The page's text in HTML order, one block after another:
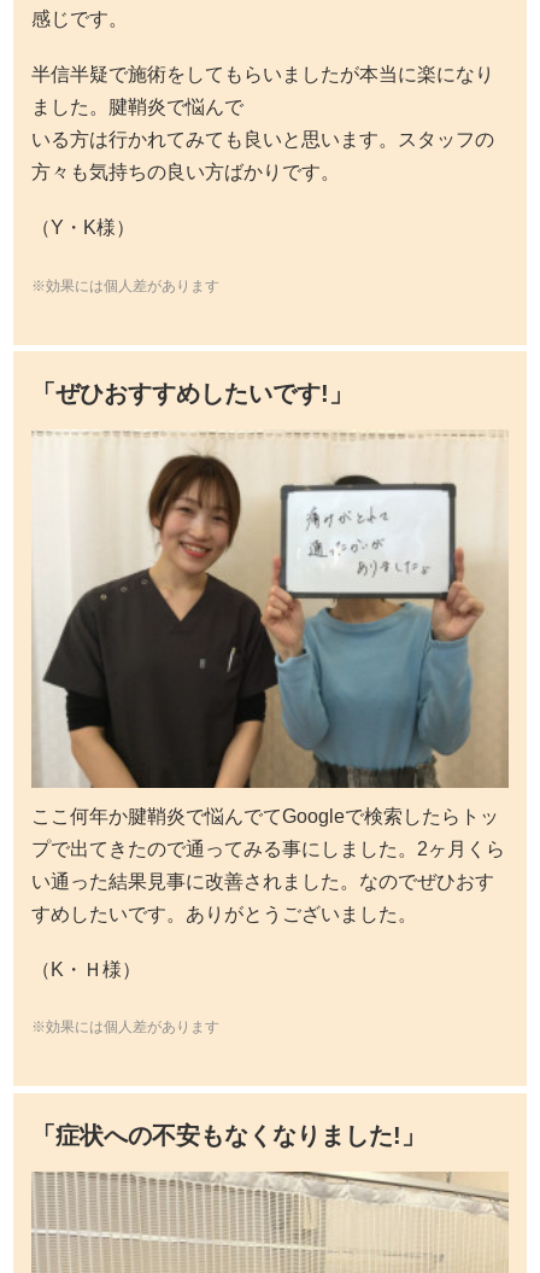
感じです。
半信半疑で施術をしてもらいましたが本当に楽になり
ました。腱鞘炎で悩んで
いる方は行かれてみても良いと思います。スタッフの
方々も気持ちの良い方ばかりです。
（Y・K様）
※効果には個人差があります
「ぜひおすすめしたいです!」
ここ何年か腱鞘炎で悩んでてGoogleで検索したらトッ
プで出てきたので通ってみる事にしました。2ヶ月くら
い通った結果見事に改善されました。なのでぜひおす
すめしたいです。ありがとうございました。
（K・Ｈ様）
※効果には個人差があります
「症状への不安もなくなりました!」